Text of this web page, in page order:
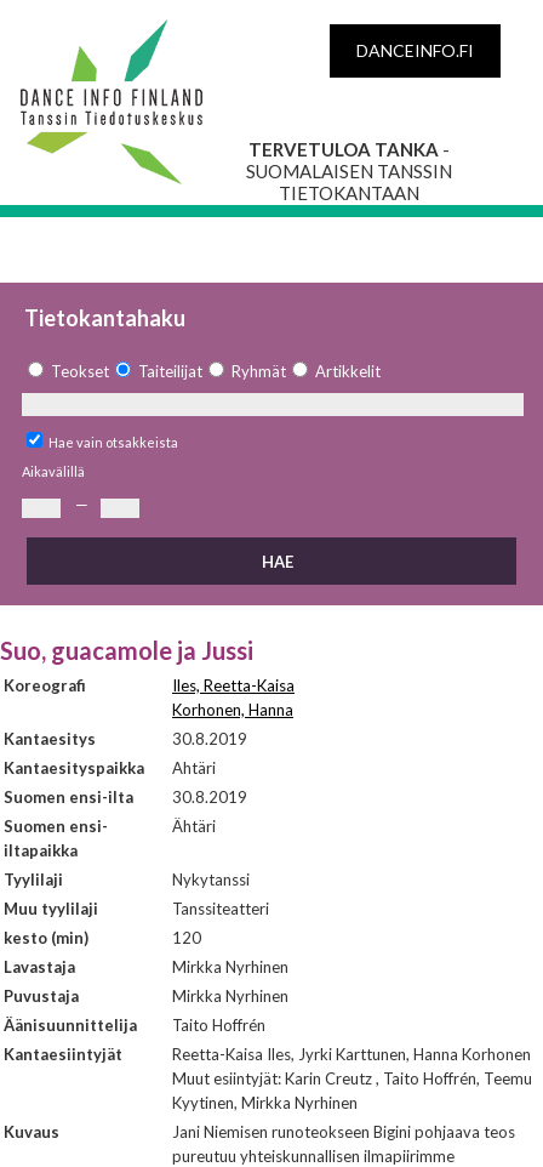
DANCEINFO.FI
TERVETULOA TANKA -
SUOMALAISEN TANSSIN
TIETOKANTAAN
Tietokantahaku
Teokset Taiteilijat Ryhmät Artikkelit
Hae vain otsakkeista
Aikavälillä
—
Suo, guacamole ja Jussi
Koreografi
Iles, Reetta-Kaisa
Korhonen, Hanna
Kantaesitys
30.8.2019
Kantaesityspaikka
Ahtäri
Suomen ensi-ilta
30.8.2019
Suomen ensi-
iltapaikka
Ähtäri
Tyylilaji
Nykytanssi
Muu tyylilaji
Tanssiteatteri
kesto (min)
120
Lavastaja
Mirkka Nyrhinen
Puvustaja
Mirkka Nyrhinen
Äänisuunnittelija
Taito Hoffrén
Kantaesiintyjät
Reetta-Kaisa Iles, Jyrki Karttunen, Hanna Korhonen
Muut esiintyjät: Karin Creutz , Taito Hoffrén, Teemu
Kyytinen, Mirkka Nyrhinen
Kuvaus
Jani Niemisen runoteokseen Bigini pohjaava teos
pureutuu yhteiskunnallisen ilmapiirimme